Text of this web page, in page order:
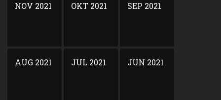
NOV 2021 OKT 2021 SEP 2021
AUG 2021 JUL 2021 JUN 2021